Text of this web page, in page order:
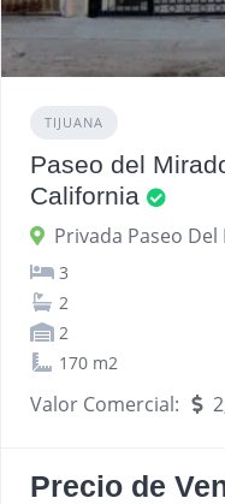
TIJUANA
Paseo del
California
3
2
2
170 m2
Valor Comercial:
Precio de